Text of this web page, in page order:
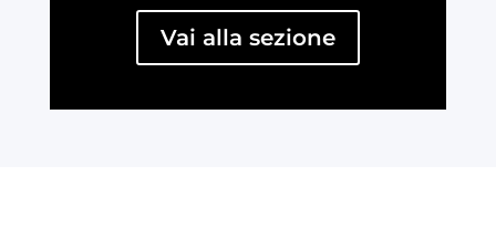
Vai alla sezione